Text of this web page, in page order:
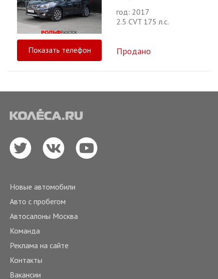
год: 2017
2.5 CVT 175 л.с.
Показать телефон Продано
Новые автомобили
Авто с пробегом
Автосалоны Москва
Команда
Реклама на сайте
Контакты
Вакансии